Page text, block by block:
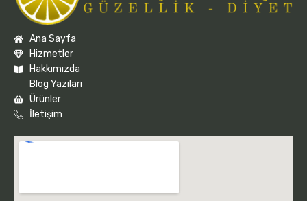
Ana Sayfa
Hizmetler
Hakkımızda
Blog Yazıları
Ürünler
İletişim